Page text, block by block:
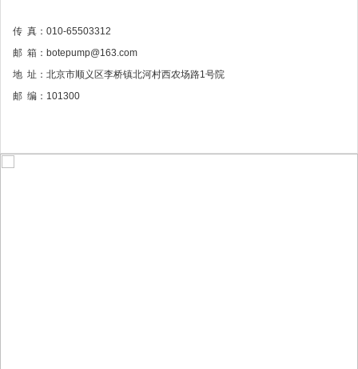
传 真：010-65503312
邮 箱：botepump@163.com
地 址：北京市顺义区李桥镇北河村西农场路1号院
邮 编：101300